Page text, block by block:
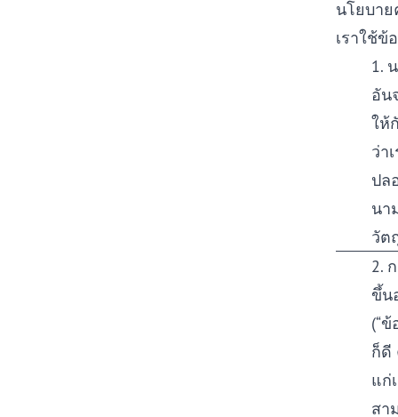
นโยบาย
เราใช้ข้
1.
อัน
ให้
ว่า
ปล
นา
วัต
2.
ขึ้น
(“
ก็ดี
แก่
สา